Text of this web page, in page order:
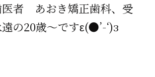
医者 あおき矯正歯科、受
の20歳～ですε(●’-‘)з